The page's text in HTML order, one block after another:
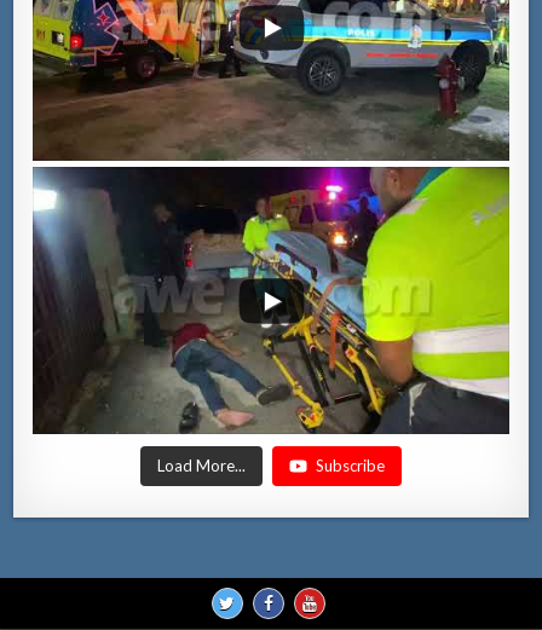
Load More... Subscribe